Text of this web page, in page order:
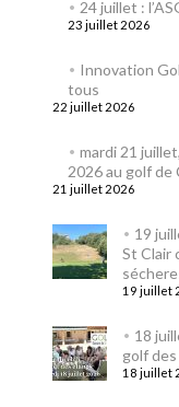
24 juillet :
23 juillet 2026
Innovation
tous
22 juillet 2026
mardi 21
2026 au golf de
21 juillet 2026
19
St Clair
19 juillet
18
golf
18 juillet